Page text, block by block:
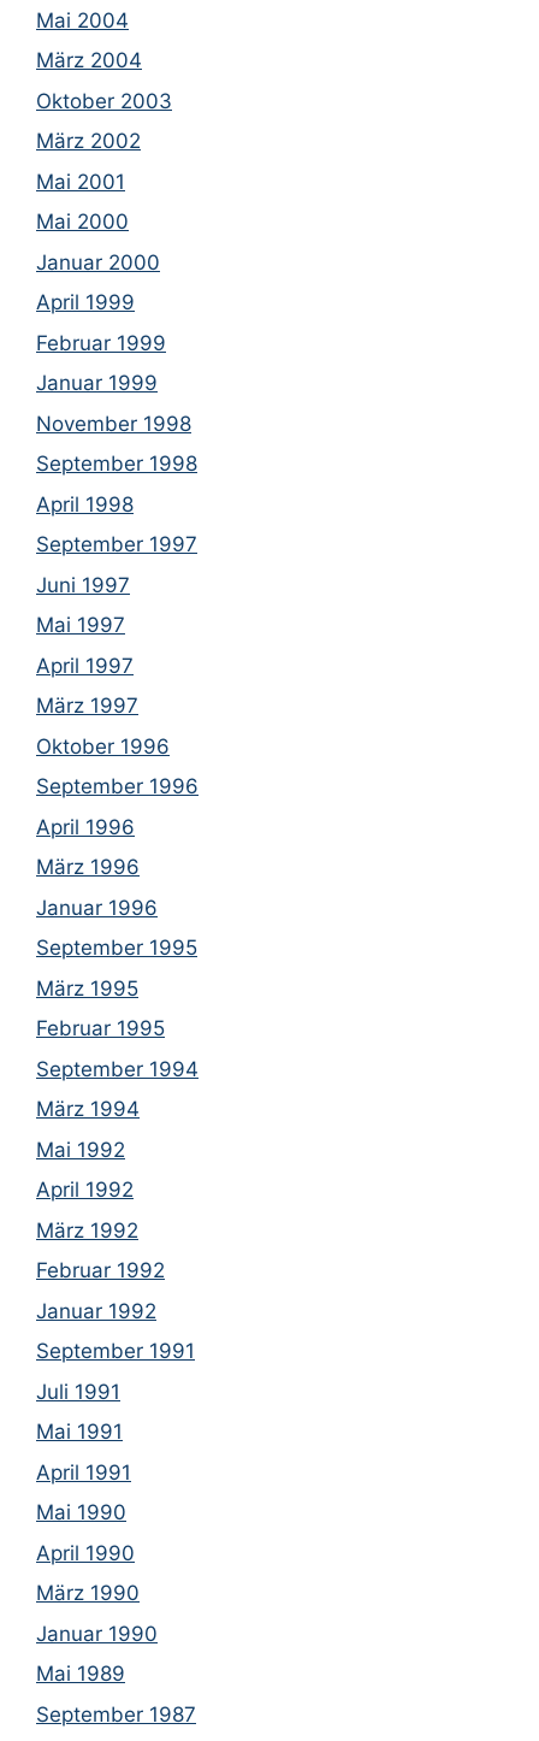
Mai 2004
März 2004
Oktober 2003
März 2002
Mai 2001
Mai 2000
Januar 2000
April 1999
Februar 1999
Januar 1999
November 1998
September 1998
April 1998
September 1997
Juni 1997
Mai 1997
April 1997
März 1997
Oktober 1996
September 1996
April 1996
März 1996
Januar 1996
September 1995
März 1995
Februar 1995
September 1994
März 1994
Mai 1992
April 1992
März 1992
Februar 1992
Januar 1992
September 1991
Juli 1991
Mai 1991
April 1991
Mai 1990
April 1990
März 1990
Januar 1990
Mai 1989
September 1987